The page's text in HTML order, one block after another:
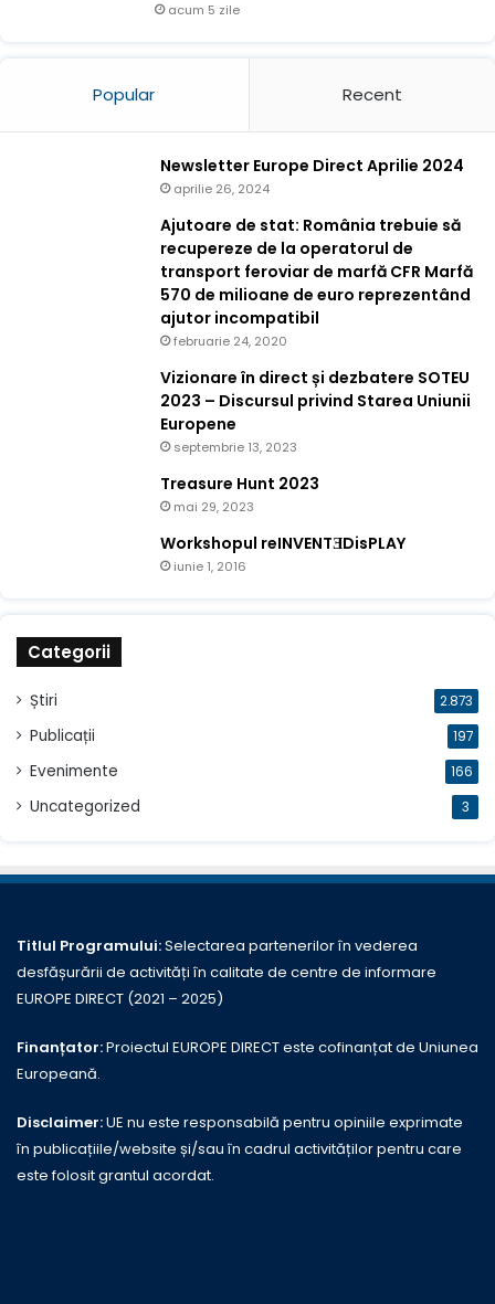
acum 5 zile
Popular Recent
Newsletter Europe Direct Aprilie 2024
aprilie 26, 2024
Ajutoare de stat: România trebuie să
recupereze de la operatorul de
transport feroviar de marfă CFR Marfă
570 de milioane de euro reprezentând
ajutor incompatibil
februarie 24, 2020
Vizionare în direct și dezbatere SOTEU
2023 – Discursul privind Starea Uniunii
Europene
septembrie 13, 2023
Treasure Hunt 2023
mai 29, 2023
Workshopul reINVENTƎDisPLAY
iunie 1, 2016
Categorii
Știri 2.873
Publicații 197
Evenimente 166
Uncategorized 3
Titlul Programului:Selectarea partenerilor în vederea
desfășurării de activități în calitate de centre de informare
EUROPE DIRECT (2021 – 2025)
Finanțator:Proiectul EUROPE DIRECT este cofinanțat de Uniunea
Europeană.
Disclaimer:UE nu este responsabilă pentru opiniile exprimate
în publicațiile/website și/sau în cadrul activităților pentru care
este folosit grantul acordat.